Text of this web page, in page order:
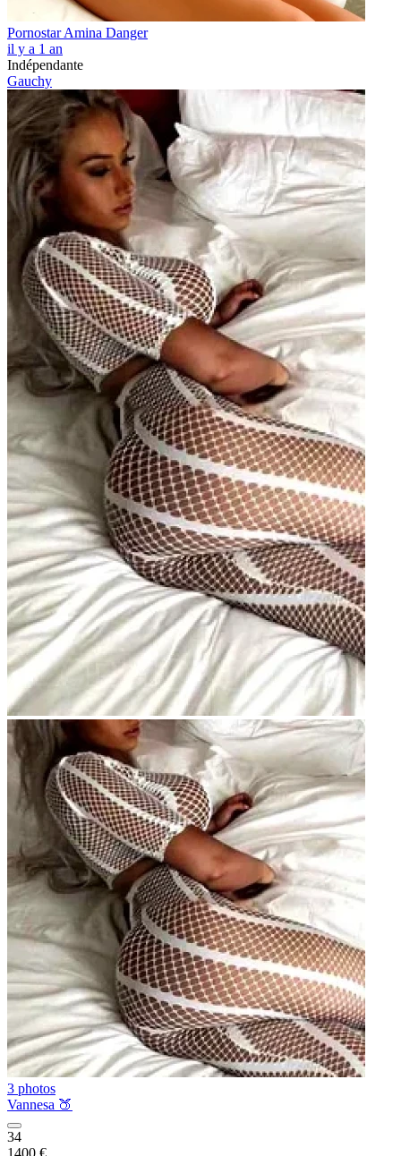
Pornostar Amina Danger
il y a 1 an
Indépendante
Gauchy
3 photos
Vannesa 🍑
34
1400 €